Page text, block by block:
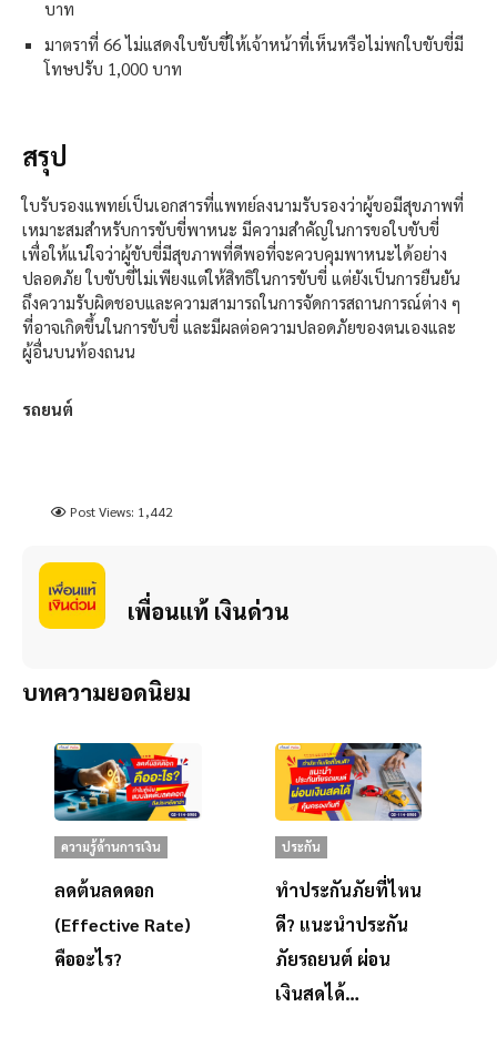
บาท
มาตราที่ 66 ไม่แสดงใบขับขี่ให้เจ้าหน้าที่เห็นหรือไม่พกใบขับขี่มี
โทษปรับ 1,000 บาท
สรุป
ใบรับรองแพทย์เป็นเอกสารที่แพทย์ลงนามรับรองว่าผู้ขอมีสุขภาพที่
เหมาะสมสำหรับการขับขี่พาหนะ มีความสำคัญในการขอใบขับขี่
เพื่อให้แน่ใจว่าผู้ขับขี่มีสุขภาพที่ดีพอที่จะควบคุมพาหนะได้อย่าง
ปลอดภัย ใบขับขี่ไม่เพียงแต่ให้สิทธิในการขับขี่ แต่ยังเป็นการยืนยัน
ถึงความรับผิดชอบและความสามารถในการจัดการสถานการณ์ต่าง ๆ
ที่อาจเกิดขึ้นในการขับขี่ และมีผลต่อความปลอดภัยของตนเองและ
ผู้อื่นบนท้องถนน
รถยนต์
Post Views: 1,442
เพื่อนแท้ เงินด่วน
บทความยอดนิยม
ความรู้ด้านการเงิน
ลดต้นลดดอก
(Effective Rate)
คืออะไร?
ประกัน
ทำประกันภัยที่ไหน
ดี? แนะนำประกัน
ภัยรถยนต์ ผ่อน
เงินสดได้…